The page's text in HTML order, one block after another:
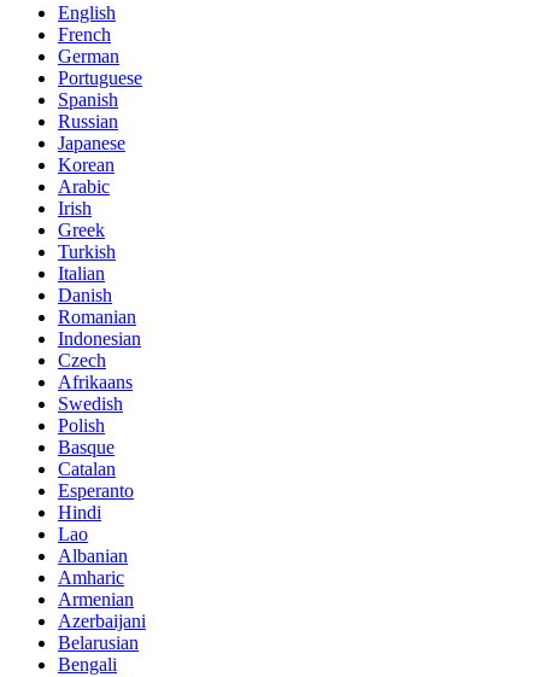
English
French
German
Portuguese
Spanish
Russian
Japanese
Korean
Arabic
Irish
Greek
Turkish
Italian
Danish
Romanian
Indonesian
Czech
Afrikaans
Swedish
Polish
Basque
Catalan
Esperanto
Hindi
Lao
Albanian
Amharic
Armenian
Azerbaijani
Belarusian
Bengali